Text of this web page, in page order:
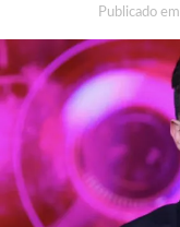
Publicado em